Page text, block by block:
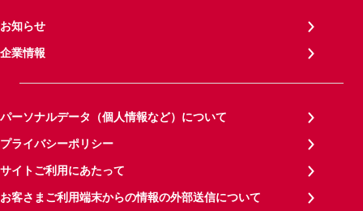
お知らせ
企業情報
パーソナルデータ（個人情報など）について
プライバシーポリシー
サイトご利用にあたって
お客さまご利用端末からの情報の外部送信について